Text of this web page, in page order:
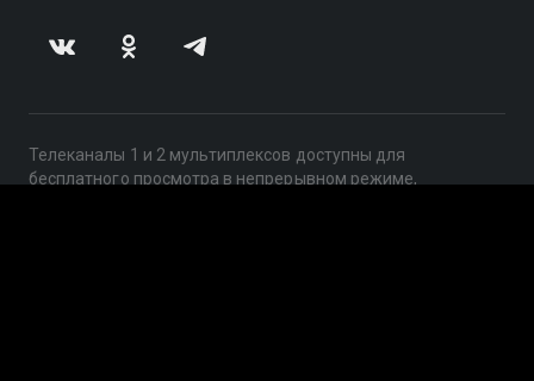
Телеканалы 1 и 2 мультиплексов доступны для
бесплатного просмотра в непрерывном режиме,